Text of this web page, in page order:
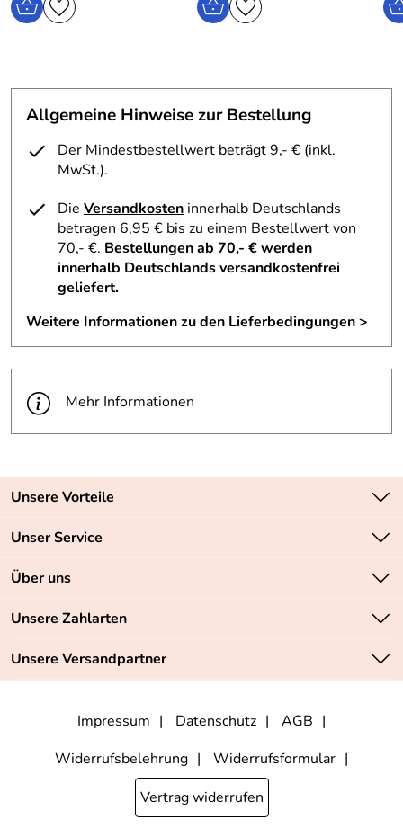
Allgemeine Hinweise zur Bestellung
Der Mindestbestellwert beträgt 9,- € (inkl.
MwSt.).
Die Versandkosten innerhalb Deutschlands
betragen 6,95 € bis zu einem Bestellwert von
70,- €. Bestellungen ab 70,- € werden
innerhalb Deutschlands versandkostenfrei
geliefert.
Weitere Informationen zu den Lieferbedingungen >
Mehr Informationen
Unsere Vorteile
Zahlungsarten: Vorkasse, PayPal, PayPal Express
Unser Service
Kontakt
Retourenabwicklung
Lieferbedingungen
Über uns
Unsere Bestseller
Neu
Unsere Zahlarten
Unsere Versandpartner
Impressum Datenschutz
AGB
Widerrufsbelehrung
Widerrufsformular
Vertrag widerrufen